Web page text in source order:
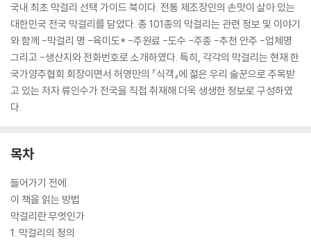
국내 최초 막걸리 선택 가이드 북이다. 전통 제조장인의 손맛이 살아 있는
대한민국 전국 막걸리를 담았다. 총 101종의 막걸리는 관련 정보 및 이야기
와 함께 -막걸리 명 -육미도* -주원료 -도수 -주종 -추천 안주 -업체명
그리고 -생산지와 전화번호로 소개하였다. 특히, 각각의 막걸리는 현재 한
국가양주협회 회장이면서 허영만의 『식객』에 젊은 우리 술꾼으로 주목받
고 있는 저자 류인수가 전국을 직접 취재해 더욱 생생한 정보로 구성하였
다.
목차
들어가기 전에
이 책을 읽는 방법
막걸리란 무엇인가
1. 막걸리의 정의